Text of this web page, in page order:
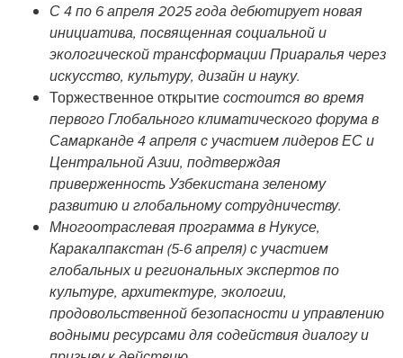
С 4 по 6 апреля 2025 года дебютирует новая
инициатива, посвященная социальной и
экологической трансформации Приаралья через
искусство, культуру, дизайн и науку.
Торжественное открытиесостоится во время
первого Глобального климатического форума в
Самарканде 4 апреля с участием лидеров ЕС и
Центральной Азии, подтверждая
приверженность Узбекистана зеленому
развитию и глобальному сотрудничеству.
Многоотраслевая программа в Нукусе,
Каракалпакстан (5-6 апреля) с участием
глобальных и региональных экспертов по
культуре, архитектуре, экологии,
продовольственной безопасности и управлению
водными ресурсами для содействия диалогу и